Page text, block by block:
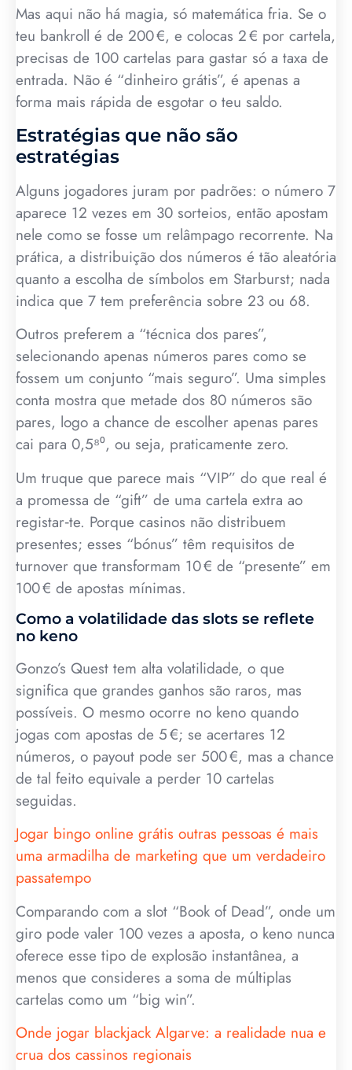
Mas aqui não há magia, só matemática fria. Se o
teu bankroll é de 200 €, e colocas 2 € por cartela,
precisas de 100 cartelas para gastar só a taxa de
entrada. Não é “dinheiro grátis”, é apenas a
forma mais rápida de esgotar o teu saldo.
Estratégias que não são
estratégias
Alguns jogadores juram por padrões: o número 7
aparece 12 vezes em 30 sorteios, então apostam
nele como se fosse um relâmpago recorrente. Na
prática, a distribuição dos números é tão aleatória
quanto a escolha de símbolos em Starburst; nada
indica que 7 tem preferência sobre 23 ou 68.
Outros preferem a “técnica dos pares”,
selecionando apenas números pares como se
fossem um conjunto “mais seguro”. Uma simples
conta mostra que metade dos 80 números são
pares, logo a chance de escolher apenas pares
cai para 0,5⁸⁰, ou seja, praticamente zero.
Um truque que parece mais “VIP” do que real é
a promessa de “gift” de uma cartela extra ao
registar‑te. Porque casinos não distribuem
presentes; esses “bónus” têm requisitos de
turnover que transformam 10 € de “presente” em
100 € de apostas mínimas.
Como a volatilidade das slots se reflete
no keno
Gonzo’s Quest tem alta volatilidade, o que
significa que grandes ganhos são raros, mas
possíveis. O mesmo ocorre no keno quando
jogas com apostas de 5 €; se acertares 12
números, o payout pode ser 500 €, mas a chance
de tal feito equivale a perder 10 cartelas
seguidas.
Jogar bingo online grátis outras pessoas é mais
uma armadilha de marketing que um verdadeiro
passatempo
Comparando com a slot “Book of Dead”, onde um
giro pode valer 100 vezes a aposta, o keno nunca
oferece esse tipo de explosão instantânea, a
menos que consideres a soma de múltiplas
cartelas como um “big win”.
Onde jogar blackjack Algarve: a realidade nua e
crua dos cassinos regionais